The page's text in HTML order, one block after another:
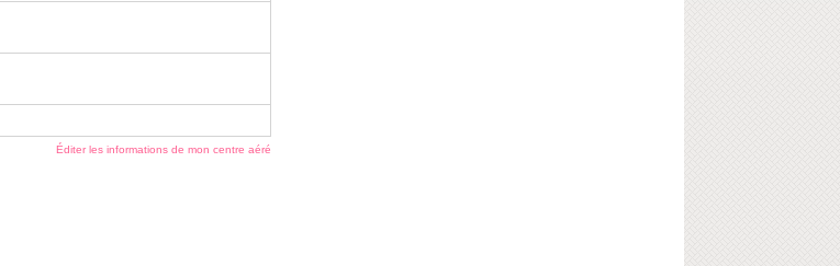
Éditer les informations de mon centre aéré